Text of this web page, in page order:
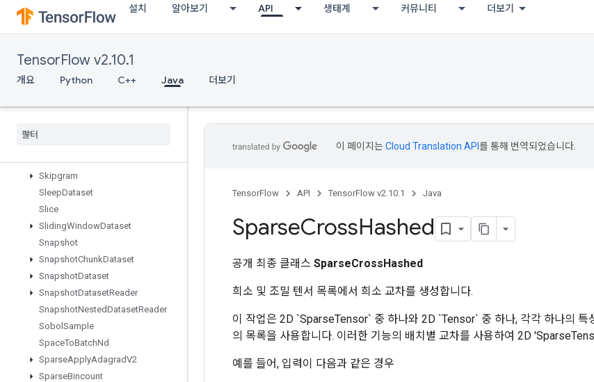
설치 알아보기 API 생태계 커뮤니티 더보기
TensorFlow v2.10.1
개요 Python C++ Java 더보기
SetSize
Shape
ShardDataset
ShuffleAndRepeatDatasetV2
ShuffleDatasetV3
Skipgram
SleepDataset
Slice
SlidingWindowDataset
Snapshot
SnapshotChunkDataset
SnapshotDataset
SnapshotDatasetReader
SnapshotNestedDatasetReader
Sobol Sample
SpaceToBatchNd
SparseApplyAdagradV2
SparseBincount
이 페이지는Cloud Translation API 를 통해 번역되었습니다.
TensorFlow API TensorFlow v2.10.1 Java
SparseCrossHashed
공개 최종 클래스 SparseCrossHashed
희소 및 조밀 텐서 목록에서 희소 교차를 생성합니다.
이 작업은 2D `SparseTensor` 중 하나와 2D `Tensor` 중 하나, 각각 하나의 특
의 목록을 사용합니다. 이러한 기능의 배치별 교차를 사용하여 2D
예를 들어, 입력이 다음과 같은 경우